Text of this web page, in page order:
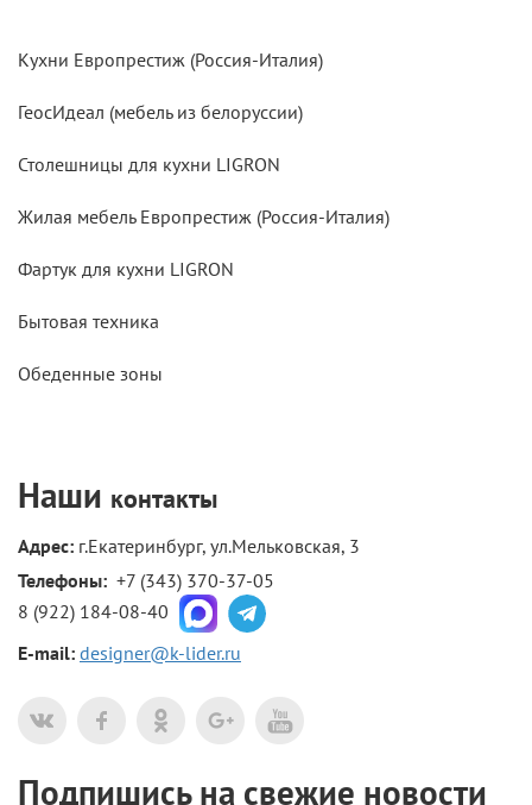
Кухни Европрестиж (Россия-Италия)
ГеосИдеал (мебель из белоруссии)
Столешницы для кухни LIGRON
Жилая мебель Европрестиж (Россия-Италия)
Фартук для кухни LIGRON
Бытовая техника
Обеденные зоны
Наши контакты
Адрес: г.Екатеринбург, ул.Мельковская, 3
Телефоны: +7 (343) 370-37-05
8 (922) 184-08-40
E-mail: designer@k-lider.ru
Подпишись на свежие новости